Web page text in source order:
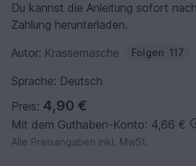
Du kannst die Anleitung sofort
Zahlung herunterladen.
Autor: Krassemasche Folgen 117
Sprache: Deutsch
Preis: 4,90 €
Mit dem Guthaben-Konto: 4,66 €
Alle Preisangaben inkl. MwSt.